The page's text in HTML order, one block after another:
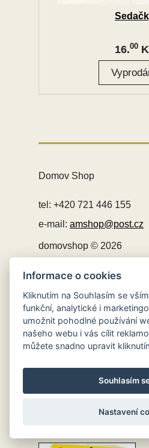
16.00
Domov Shop
tel: +420 721 446 155
e-mail: amshop@post.cz
domovshop © 2026
Obchodní podmínky
Ochrana osobních údajů
Vrácení a výměna
Reklamace
Možnosti dopravy
Informace o cookies
Kliknutím na Souhlasím se
funkční, analytické i
umožnit pohodlné používání
našeho webu i vás cílit
můžete snadno upravit
Souhlasím
Nastavení